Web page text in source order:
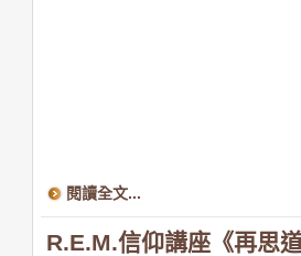
閱讀全文...
R.E.M.信仰講座《再思